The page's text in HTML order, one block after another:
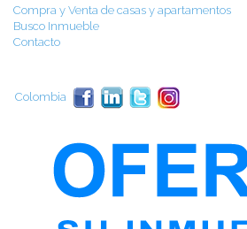
Compra y Venta de casas y apartamentos
Busco Inmueble
Contacto
Colombia